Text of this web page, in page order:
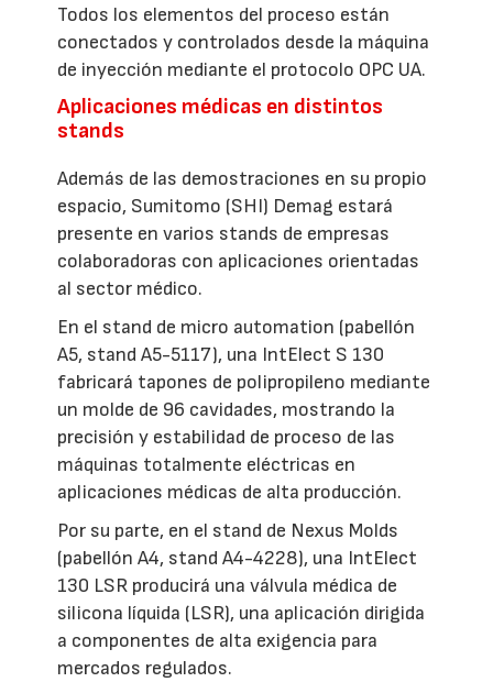
Todos los elementos del proceso están
conectados y controlados desde la máquina
de inyección mediante el protocolo OPC UA.
Aplicaciones médicas en distintos
stands
Además de las demostraciones en su propio
espacio, Sumitomo (SHI) Demag estará
presente en varios stands de empresas
colaboradoras con aplicaciones orientadas
al sector médico.
En el stand de micro automation (pabellón
A5, stand A5-5117), una IntElect S 130
fabricará tapones de polipropileno mediante
un molde de 96 cavidades, mostrando la
precisión y estabilidad de proceso de las
máquinas totalmente eléctricas en
aplicaciones médicas de alta producción.
Por su parte, en el stand de Nexus Molds
(pabellón A4, stand A4-4228), una IntElect
130 LSR producirá una válvula médica de
silicona líquida (LSR), una aplicación dirigida
a componentes de alta exigencia para
mercados regulados.